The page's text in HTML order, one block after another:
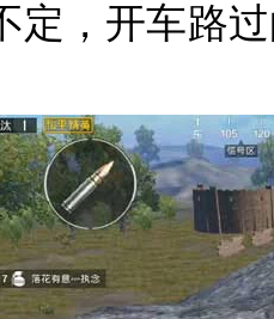
定，开车路